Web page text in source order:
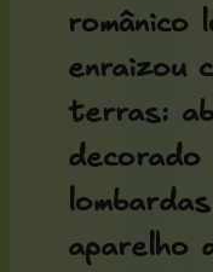
românico
enraizou
terras:
decorado
aparelho